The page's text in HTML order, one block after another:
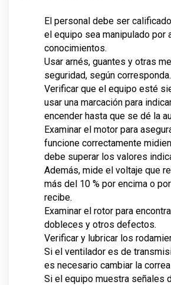
El personal debe ser
el equipo sea manipulado por
conocimientos.
Usar arnés, guantes y otras
seguridad, según corresponda.
Verificar que el equipo esté
usar una marcación para
encender hasta que se dé la
Examinar el motor para
funcione correctamente
debe superar los valores
Además, mide el voltaje que
más del 10 % por encima o
recibe.
Examinar el rotor para
dobleces y otros defectos.
Verificar y lubricar los
Si el ventilador es de
es necesario cambiar la correa
Si el equipo muestra señales